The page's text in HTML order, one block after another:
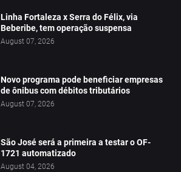
Linha Fortaleza x Serra do Félix, via
Beberibe, tem operação suspensa
August 07, 2026
Novo programa pode beneficiar empresas
de ônibus com débitos tributários
August 07, 2026
São José será a primeira a testar o OF-
1721 automatizado
August 04, 2026